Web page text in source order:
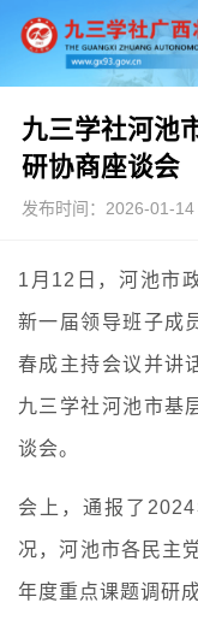
九三学社河池
研协商座谈会
发布时间：2026-01-14
1月12日，河池市
新一届领导班子成
春成主持会议并讲
九三学社河池市基
谈会。
会上，通报了
况，河池市各民主
年度重点课题调研成